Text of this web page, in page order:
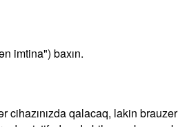
imtina") baxın.
cihazınızda qalacaq, lakin